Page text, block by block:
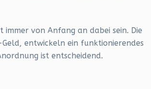
immer von Anfang an dabei sein. Die
entwickeln ein funktionierendes
ist entscheidend.